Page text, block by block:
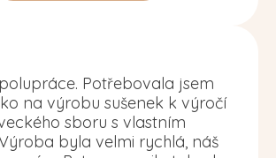
Potřebovala jsem
na výrobu sušenek k výročí
sboru s vlastním
byla velmi rychlá, náš